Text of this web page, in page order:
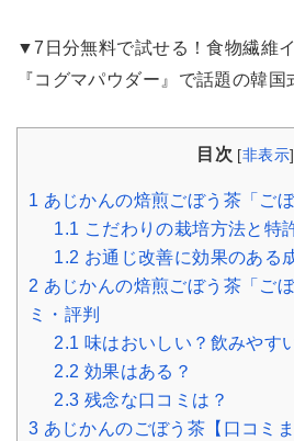
▼7日分無料で試せる！食物繊維
『コグマパウダー』で話題の韓国
目次 [非表示]
1 あじかんの焙煎ごぼう茶「ご
1.1 こだわりの栽培方法と特
1.2 お通じ改善に効果のある
2 あじかんの焙煎ごぼう茶「ご
ミ・評判
2.1 味はおいしい？飲みやす
2.2 効果はある？
2.3 残念な口コミは？
3 あじかんのごぼう茶【口コミ